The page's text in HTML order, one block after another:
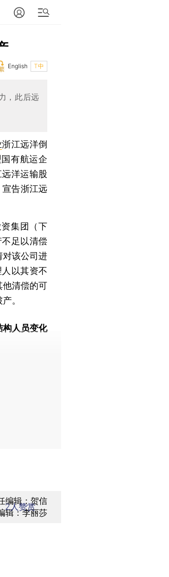
T中
English
，此后远
浙江远洋倒
有航运企
洋运输股
宣告浙江远
集团（下
不足以清偿
对该公司进
以其资不
他清偿的可
。
构人员变化
编辑：贺信
辑：李丽莎
2人赞赏